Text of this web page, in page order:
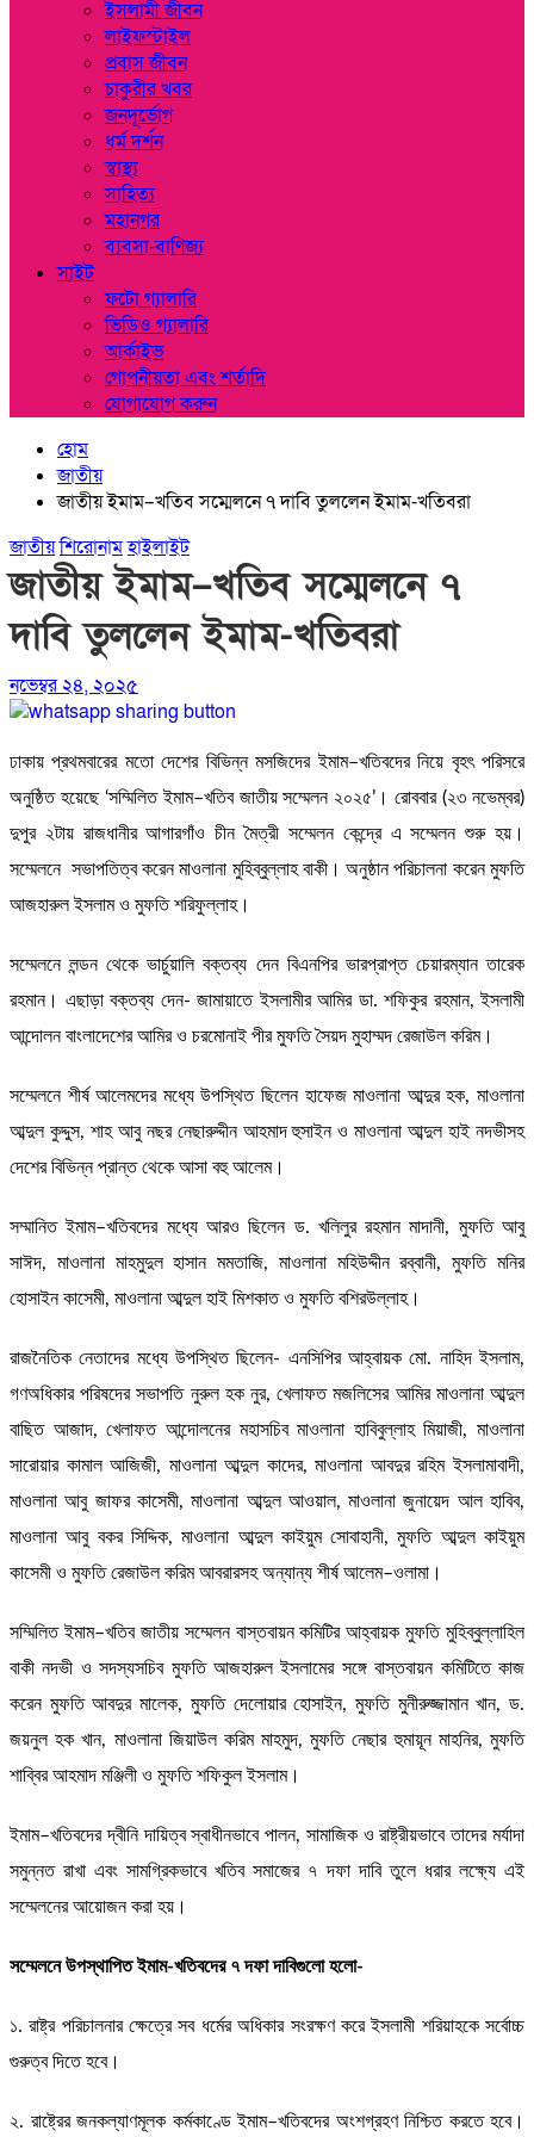
ইসলামী জীবন
লাইফস্টাইল
প্রবাস জীবন
চাকুরীর খবর
জনদূর্ভোগ
ধর্ম দর্শন
স্বাস্থ্য
সাহিত্য
মহানগর
ব্যবসা-বাণিজ্য
সাইট
ফটো গ্যালারি
ভিডিও গ্যালারি
আর্কাইভ
গোপনীয়তা এবং শর্তাদি
যোগাযোগ করুন
হোম
জাতীয়
জাতীয় ইমাম–খতিব সম্মেলনে ৭ দাবি তুললেন ইমাম-খতিবরা
জাতীয়শিরোনামহাইলাইট
জাতীয় ইমাম–খতিব সম্মেলনে ৭
দাবি তুললেন ইমাম-খতিবরা
নভেম্বর ২৪, ২০২৫
ঢাকায় প্রথমবারের মতো দেশের বিভিন্ন মসজিদের ইমাম–খতিবদের নিয়ে বৃহৎ পরিসরে
অনুষ্ঠিত হয়েছে ‘সম্মিলিত ইমাম–খতিব জাতীয় সম্মেলন ২০২৫’। রোববার (২৩ নভেম্বর)
দুপুর ২টায় রাজধানীর আগারগাঁও চীন মৈত্রী সম্মেলন কেন্দ্রে এ সম্মেলন শুরু হয়।
সম্মেলনে সভাপতিত্ব করেন মাওলানা মুহিব্বুল্লাহ বাকী। অনুষ্ঠান পরিচালনা করেন মুফতি
আজহারুল ইসলাম ও মুফতি শরিফুল্লাহ।
সম্মেলনে লন্ডন থেকে ভার্চুয়ালি বক্তব্য দেন বিএনপির ভারপ্রাপ্ত চেয়ারম্যান তারেক
রহমান। এছাড়া বক্তব্য দেন- জামায়াতে ইসলামীর আমির ডা. শফিকুর রহমান, ইসলামী
আন্দোলন বাংলাদেশের আমির ও চরমোনাই পীর মুফতি সৈয়দ মুহাম্মদ রেজাউল করিম।
সম্মেলনে শীর্ষ আলেমদের মধ্যে উপস্থিত ছিলেন হাফেজ মাওলানা আব্দুর হক, মাওলানা
আব্দুল কুদ্দুস, শাহ আবু নছর নেছারুদ্দীন আহমাদ হুসাইন ও মাওলানা আব্দুল হাই নদভীসহ
দেশের বিভিন্ন প্রান্ত থেকে আসা বহু আলেম।
সম্মানিত ইমাম–খতিবদের মধ্যে আরও ছিলেন ড. খলিলুর রহমান মাদানী, মুফতি আবু
সাঈদ, মাওলানা মাহমুদুল হাসান মমতাজি, মাওলানা মহিউদ্দীন রব্বানী, মুফতি মনির
হোসাইন কাসেমী, মাওলানা আব্দুল হাই মিশকাত ও মুফতি বশিরউল্লাহ।
রাজনৈতিক নেতাদের মধ্যে উপস্থিত ছিলেন- এনসিপির আহ্বায়ক মো. নাহিদ ইসলাম,
গণঅধিকার পরিষদের সভাপতি নুরুল হক নুর, খেলাফত মজলিসের আমির মাওলানা আব্দুল
বাছিত আজাদ, খেলাফত আন্দোলনের মহাসচিব মাওলানা হাবিবুল্লাহ মিয়াজী, মাওলানা
সারোয়ার কামাল আজিজী, মাওলানা আব্দুল কাদের, মাওলানা আবদুর রহিম ইসলামাবাদী,
মাওলানা আবু জাফর কাসেমী, মাওলানা আব্দুল আওয়াল, মাওলানা জুনায়েদ আল হাবিব,
মাওলানা আবু বকর সিদ্দিক, মাওলানা আব্দুল কাইয়ুম সোবাহানী, মুফতি আব্দুল কাইয়ুম
কাসেমী ও মুফতি রেজাউল করিম আবরারসহ অন্যান্য শীর্ষ আলেম–ওলামা।
সম্মিলিত ইমাম–খতিব জাতীয় সম্মেলন বাস্তবায়ন কমিটির আহ্বায়ক মুফতি মুহিব্বুল্লাহিল
বাকী নদভী ও সদস্যসচিব মুফতি আজহারুল ইসলামের সঙ্গে বাস্তবায়ন কমিটিতে কাজ
করেন মুফতি আবদুর মালেক, মুফতি দেলোয়ার হোসাইন, মুফতি মুনীরুজ্জামান খান, ড.
জয়নুল হক খান, মাওলানা জিয়াউল করিম মাহমুদ, মুফতি নেছার হুমায়ূন মাহনির, মুফতি
শাব্বির আহমাদ মঞ্জিলী ও মুফতি শফিকুল ইসলাম।
ইমাম–খতিবদের দ্বীনি দায়িত্ব স্বাধীনভাবে পালন, সামাজিক ও রাষ্ট্রীয়ভাবে তাদের মর্যাদা
সমুন্নত রাখা এবং সামগ্রিকভাবে খতিব সমাজের ৭ দফা দাবি তুলে ধরার লক্ষ্যে এই
সম্মেলনের আয়োজন করা হয়।
সম্মেলনে উপস্থাপিত ইমাম-খতিবদের ৭ দফা দাবিগুলো হলো-
১. রাষ্ট্র পরিচালনার ক্ষেত্রে সব ধর্মের অধিকার সংরক্ষণ করে ইসলামী শরিয়াহকে সর্বোচ্চ
গুরুত্ব দিতে হবে।
২. রাষ্ট্রের জনকল্যাণমূলক কর্মকাণ্ডে ইমাম–খতিবদের অংশগ্রহণ নিশ্চিত করতে হবে।